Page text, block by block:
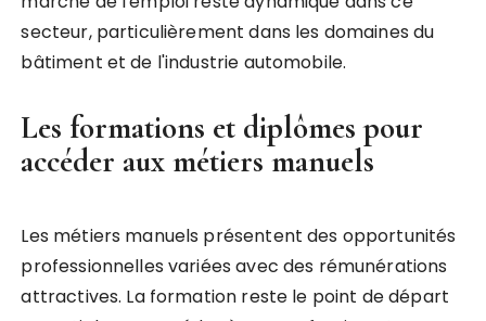
secteur, particulièrement dans les domaines du
bâtiment et de l'industrie automobile.
Les formations et diplômes pour
accéder aux métiers manuels
Les métiers manuels présentent des opportunités
professionnelles variées avec des rémunérations
attractives. La formation reste le point de départ